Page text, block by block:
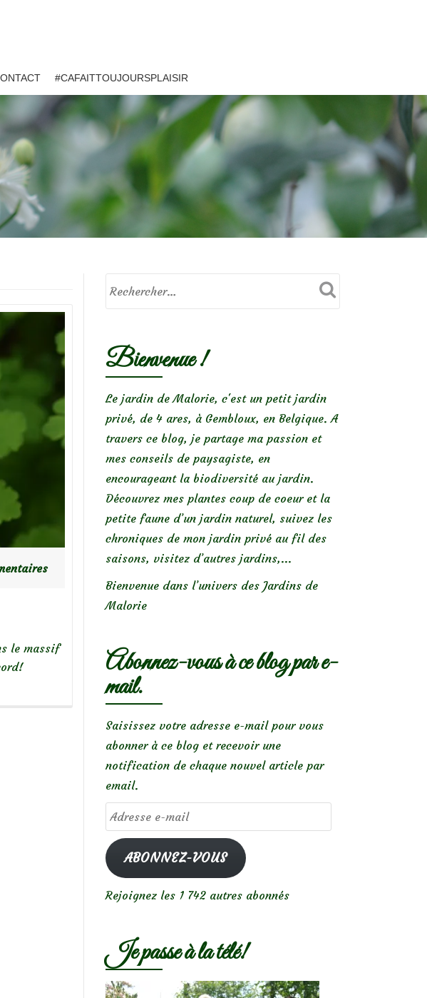
#CAFAITTOUJOURSPLAISIR
le massif
Bienvenue !
Le jardin de Malorie, c'est un petit jardin
privé, de 4 ares, à Gembloux, en Belgique. A
travers ce blog, je partage ma passion et
mes conseils de paysagiste, en
encourageant la biodiversité au jardin.
Découvrez mes plantes coup de coeur et la
petite faune d’un jardin naturel, suivez les
chroniques de mon jardin privé au fil des
saisons, visitez d’autres jardins,...
Bienvenue dans l’univers des Jardins de
Malorie
Abonnez-vous à ce blog par e-
mail.
Saisissez votre adresse e-mail pour vous
abonner à ce blog et recevoir une
notification de chaque nouvel article par
email.
Adresse
e-
mailABONNEZ-VOUS
Rejoignez les 1 742 autres abonnés
Je passe à la télé!